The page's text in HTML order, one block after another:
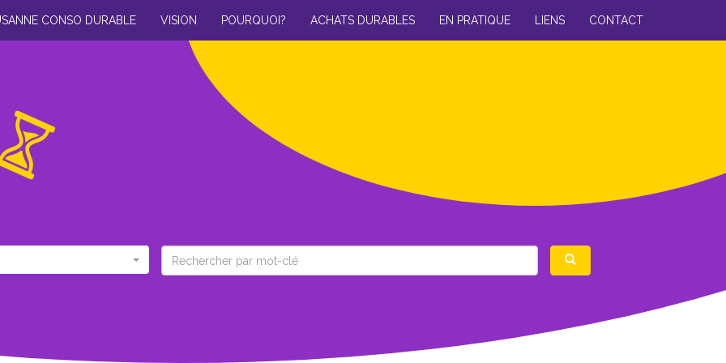
CONSO DURABLE VISION POURQUOI? ACHATS DURABLES EN PRATIQUE LIENS CONTACT
Rechercher